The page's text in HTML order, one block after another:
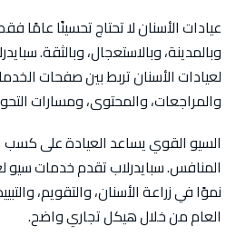
عيادات الأسنان لا تحتاج تحسينًا عامًا
وبالمدينة، وبالاستعجال، وبالثقة.
لعيادات الأسنان تربط بين صفحات
والمراجعات، والمحتوى، ومسارات
السيو القوي يساعد العيادة على
المنافس. سبايدرلاب تقدم خدمات سيو
نموًا في زراعة الأسنان، والتقويم،
العام من خلال هيكل تجاري واضح.